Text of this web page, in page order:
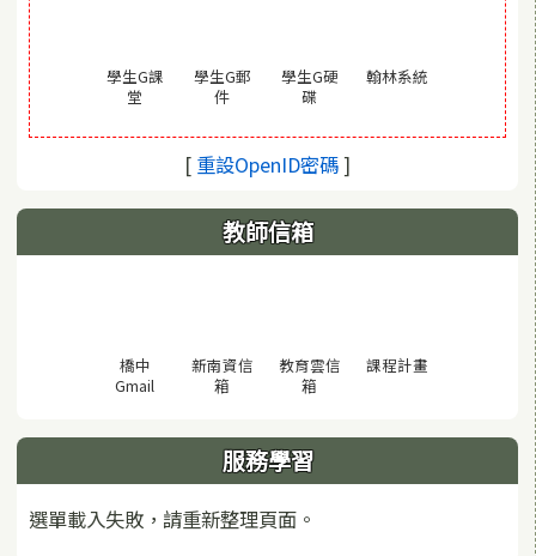
學生G課
堂
學生G郵
件(另開視窗)
學生G硬
碟(另開視窗)
翰林系統(另開視窗)
[ 重設OpenID密碼(另開視窗)
]
教師信箱
橋中
Gmail (另開視窗)
新南資信
箱
教育雲信
箱
課程計畫(另開視窗)
服務學習
選單載入失敗，請重新整理頁面。